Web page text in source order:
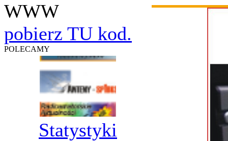
WWW
pobierz TU kod.
POLECAMY
Statystyki